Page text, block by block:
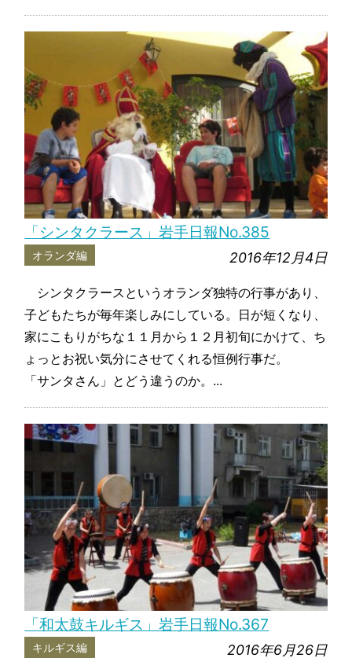
「シンタクラース」岩手日報No.385
オランダ編 2016年12月4日
シンタクラースというオランダ独特の行事があり、
子どもたちが毎年楽しみにしている。日が短くなり、
家にこもりがちな１１月から１２月初旬にかけて、ち
ょっとお祝い気分にさせてくれる恒例行事だ。
「サンタさん」とどう違うのか。...
「和太鼓キルギス」岩手日報No.367
キルギス編 2016年6月26日